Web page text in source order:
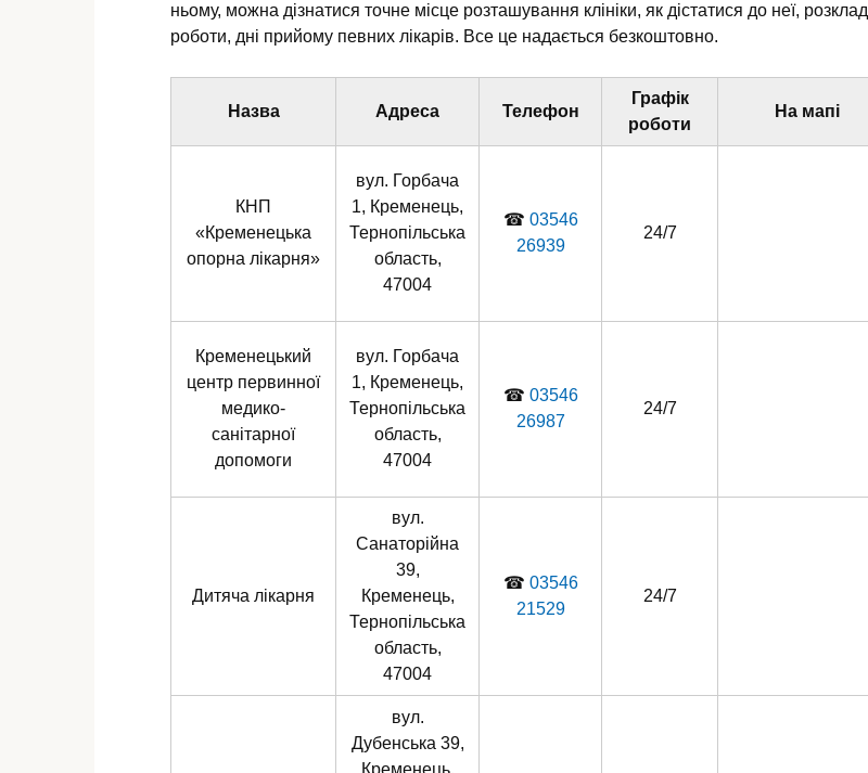
ньому, можна дізнатися точне місце розташування клініки, як дістатися до неї, розклад
роботи, дні прийому певних лікарів. Все це надається безкоштовно.
Назва Адреса Телефон
Графік
роботи
На мапі
КНП
«Кременецька
опорна лікарня»
вул. Горбача
1, Кременець,
Тернопільська
область,
47004
☎ 03546
26939
24/7
Кременецький
центр первинної
медико-
санітарної
допомоги
вул. Горбача
1, Кременець,
Тернопільська
область,
47004
☎ 03546
26987
24/7
Дитяча лікарня
вул.
Санаторійна
39,
Кременець,
Тернопільська
область,
47004
☎ 03546
21529
24/7
вул.
Дубенська 39,